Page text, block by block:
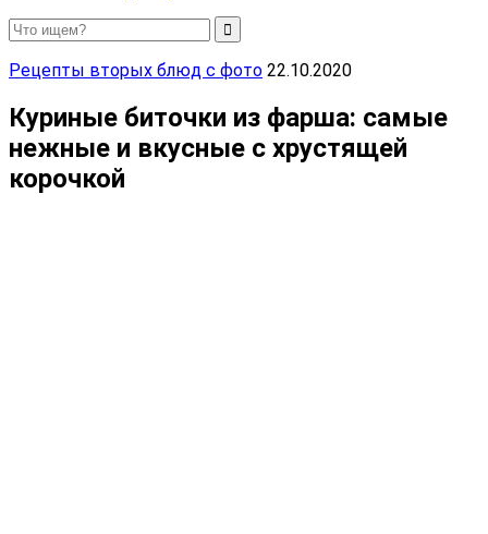
Рецепты вторых блюд с фото 22.10.2020
Куриные биточки из фарша: самые
нежные и вкусные с хрустящей
корочкой